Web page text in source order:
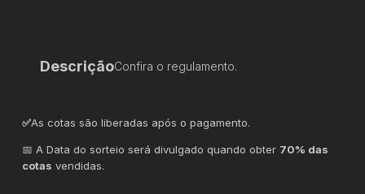
DescriçãoConfira o regulamento.
✅As cotas são liberadas após o pagamento.
📅 A Data do sorteio será divulgado quando obter 70% das
cotas vendidas.